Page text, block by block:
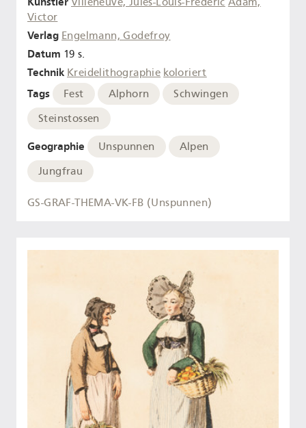
Victor
Verlag Engelmann, Godefroy
Datum 19 s.
Technik Kreidelithographie koloriert
Tags Fest Alphorn
Schwingen
Steinstossen
Geographie Unspunnen
Alpen
Jungfrau
GS-GRAF-THEMA-VK-FB (Unspunnen)